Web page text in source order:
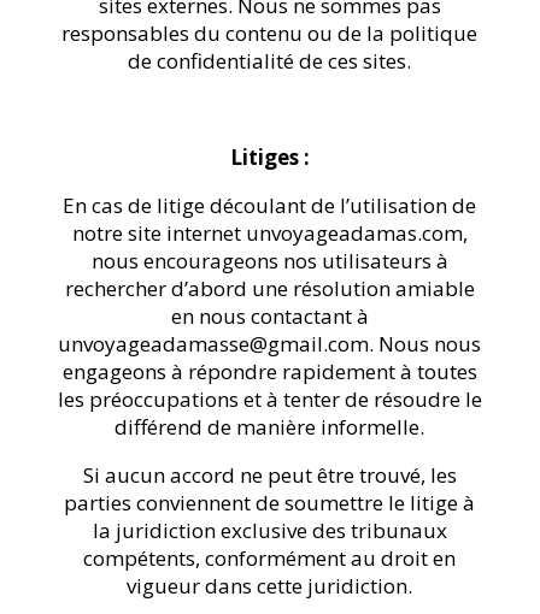
sites externes. Nous ne sommes pas
responsables du contenu ou de la politique
de confidentialité de ces sites.
Litiges :
En cas de litige découlant de l’utilisation de
notre site internet unvoyageadamas.com,
nous encourageons nos utilisateurs à
rechercher d’abord une résolution amiable
en nous contactant à
unvoyageadamasse@gmail.com. Nous nous
engageons à répondre rapidement à toutes
les préoccupations et à tenter de résoudre le
différend de manière informelle.
Si aucun accord ne peut être trouvé, les
parties conviennent de soumettre le litige à
la juridiction exclusive des tribunaux
compétents, conformément au droit en
vigueur dans cette juridiction.